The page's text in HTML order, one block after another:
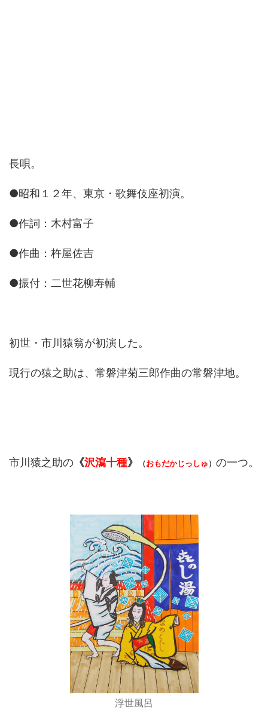
長唄。
●昭和１２年、東京・歌舞伎座初演。
●作詞：木村富子
●作曲：杵屋佐吉
●振付：二世花柳寿輔
初世・市川猿翁が初演した。
現行の猿之助は、常磐津菊三郎作曲の常磐津地。
市川猿之助の 《沢瀉十種》 （おもだかじっしゅ ） の一つ。
浮世風呂